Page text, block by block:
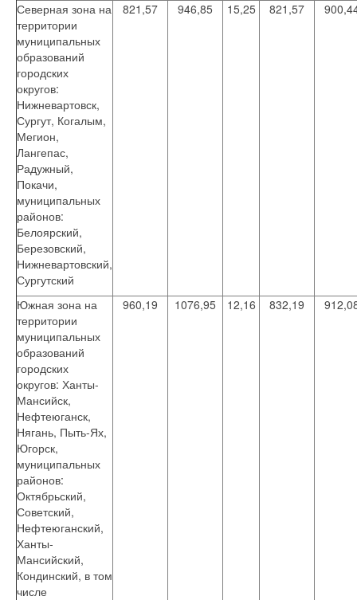
Северная зона на
территории
муниципальных
образований
городских
округов:
Нижневартовск,
Сургут, Когалым,
Мегион,
Лангепас,
Радужный,
Покачи,
муниципальных
районов:
Белоярский,
Березовский,
Нижневартовский,
Сургутский
821,57 946,85 15,25 821,57
Южная зона на
территории
муниципальных
образований
городских
округов: Ханты-
Мансийск,
Нефтеюганск,
Нягань, Пыть-Ях,
Югорск,
муниципальных
районов:
Октябрьский,
Советский,
Нефтеюганский,
Ханты-
Мансийский,
Кондинский, в том
числе
960,19 1076,95 12,16 832,19